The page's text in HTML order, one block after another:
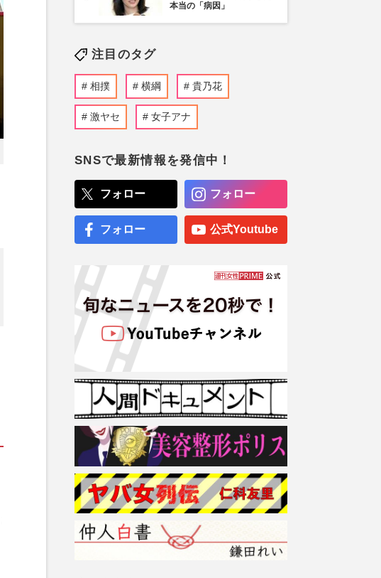
本当の「病因」
注目のタグ
相撲 横綱 貴乃花
激ヤセ 女子アナ
SNSで最新情報を発信中！
フォロー フォロー
フォロー 公式Youtube